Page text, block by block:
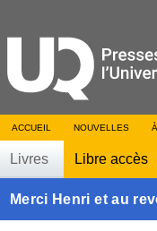
ACCUEIL NOUVELLES
Livres Libre accès
Merci Henri et au